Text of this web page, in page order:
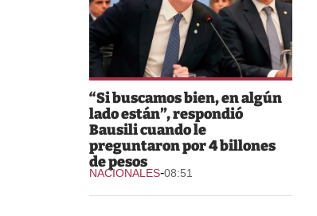
“Si buscamos bien, en algún
lado están”, respondió
Bausili cuando le
preguntaron por 4 billones
de pesos
NACIONALES-08:51